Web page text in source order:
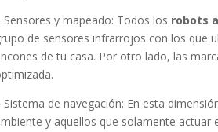
Sensores y mapeado: Todos los robots
de sensores infrarrojos con los que
de tu casa. Por otro lado, las
Sistema de navegación: En esta
y aquellos que solamente actuar